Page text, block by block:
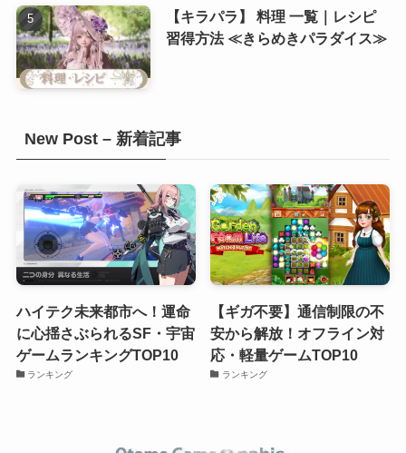
【キラパラ】 料理 一覧｜レシピ
習得方法 ≪きらめきパラダイス≫
New Post – 新着記事
ハイテク未来都市へ！運命
に心揺さぶられるSF・宇宙
ゲームランキングTOP10
ランキング
【ギガ不要】通信制限の不
安から解放！オフライン対
応・軽量ゲームTOP10
ランキング